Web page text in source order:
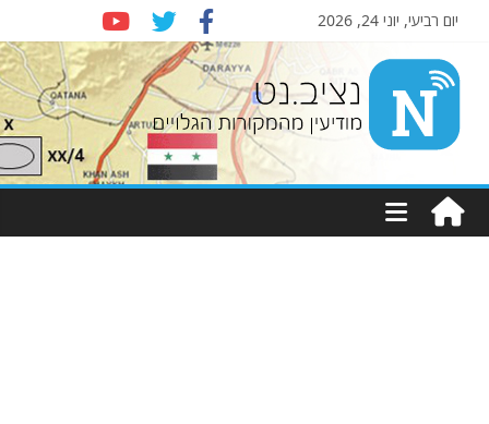
יום רביעי, יוני 24, 2026
Nziv.net
מודיעין
מהמקורות